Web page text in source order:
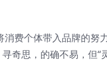
费个体带入品牌的努
奇思，的确不易，但“